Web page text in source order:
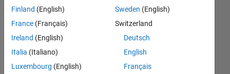
Aggiornato
14 Mag
1
Visualizzazione
(30 giorni)
Finland (English)
France (Français)
Ireland (English)
Italia (Italiano)
Luxembourg (English)
Sweden (English)
Switzerland
Deutsch
English
Français